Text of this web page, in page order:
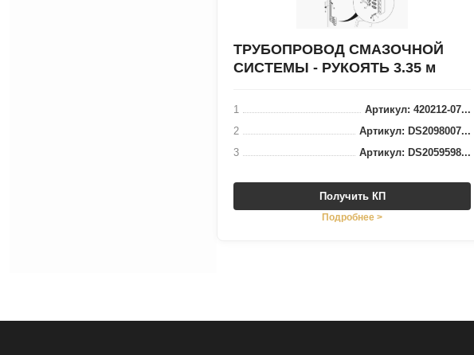
ТРУБОПРОВОД СМАЗОЧНОЙ
СИСТЕМЫ - РУКОЯТЬ 3.35 м
1
Артикул: 420212-07...
2
Артикул: DS2098007...
3
Артикул: DS2059598...
Получить КП
Подробнее >